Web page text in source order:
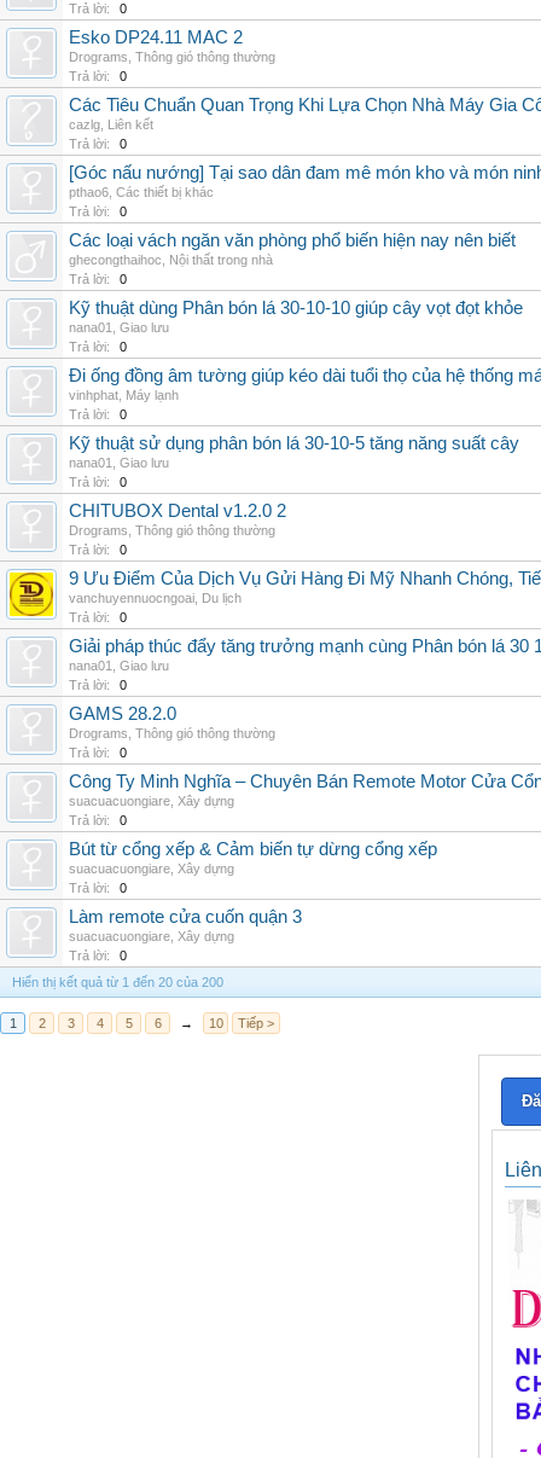
Trả lời:
0
Esko DP24.11 MAC 2
Drograms Thông gió thông thường
Trả lời:
0
Các Tiêu Chuẩn Quan Trọng Khi Lựa Chọn Nhà Máy Gia
cazlg Liên kết
Trả lời:
0
[Góc nấu nướng] Tại sao dân đam mê món kho và món
pthao6 Các thiết bị khác
Trả lời:
0
Các loại vách ngăn văn phòng phổ biến hiện nay nên biết
ghecongthaihoc
Nội thất trong nhà
Trả lời:
0
Kỹ thuật dùng Phân bón lá 30-10-10 giúp cây vọt đọt khỏe
nana01
Giao lưu
Trả lời:
0
Đi ống đồng âm tường giúp kéo dài tuổi thọ của hệ thống
vinhphat Máy lạnh
Trả lời:
0
Kỹ thuật sử dụng phân bón lá 30-10-5 tăng năng suất cây
nana01
Giao lưu
Trả lời:
0
CHITUBOX Dental v1.2.0 2
Drograms Thông gió thông thường
Trả lời:
0
9 Ưu Điểm Của Dịch Vụ Gửi Hàng Đi Mỹ Nhanh Chóng,
vanchuyennuocngoai Du lịch
Trả lời:
0
Giải pháp thúc đẩy tăng trưởng mạnh cùng Phân bón lá 30
nana01
Giao lưu
Trả lời:
0
GAMS 28.2.0
Drograms Thông gió thông thường
Trả lời:
0
Công Ty Minh Nghĩa – Chuyên Bán Remote Motor Cửa
suacuacuongiare Xây dựng
Trả lời:
0
Bút từ cổng xếp & Cảm biến tự dừng cổng xếp
suacuacuongiare Xây dựng
Trả lời:
0
Làm remote cửa cuốn quận 3
suacuacuongiare Xây dựng
Trả lời:
0
Hiển thị kết quả từ 1 đến 20 của 200
1 2 3 4 5 6 → 10 Tiếp >